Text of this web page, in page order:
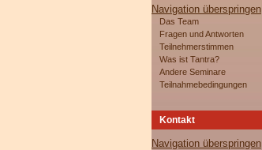
Navigation überspringen
Das Team
Fragen und Antworten
Teilnehmerstimmen
Was ist Tantra?
Andere Seminare
Teilnahmebedingungen
Kontakt
Navigation überspringen